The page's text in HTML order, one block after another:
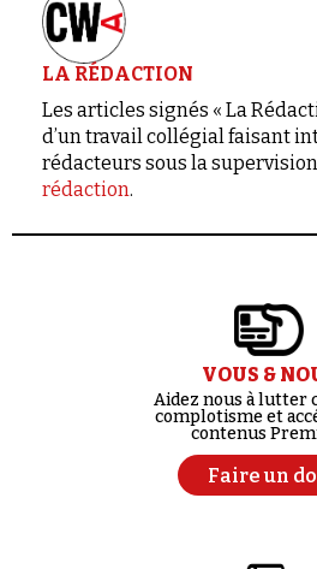
LA RÉDACTION
Les articles signés « La
d’un travail collégial faisant
rédacteurs sous la
rédaction.
VOUS &
Aidez nous à lutter
complotisme et
contenus
Faire un